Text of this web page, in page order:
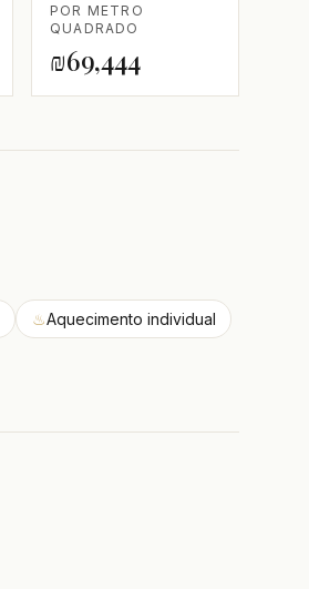
POR METRO
QUADRADO
₪69,444
♨Aquecimento individual